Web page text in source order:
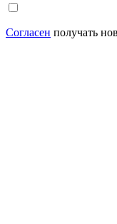
Согласен получать